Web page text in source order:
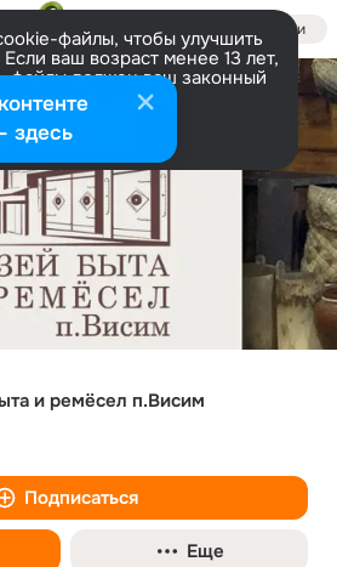
Войти
файлы, чтобы улучшить
ваш возраст менее 13 лет,
файлы должен ваш законный
Больше информации
Настроить
и ремёсел п.Висим
Подписаться
Еще
здесь